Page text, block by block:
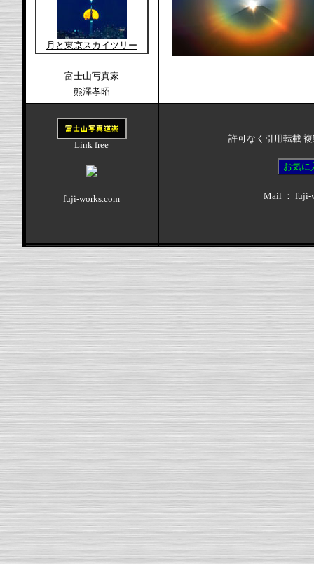
月と東京スカイツリー
富士山写真家
熊澤孝昭
Link free
fuji-works.com
許可なく引用転載
お気に
Mail ： fuji-